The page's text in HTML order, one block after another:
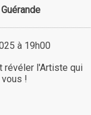
à 19h00
révéler l'Artiste qui
!